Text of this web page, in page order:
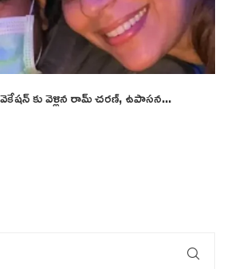
కు వెళ్లిన రామ్ చరణ్, ఉపాసన...